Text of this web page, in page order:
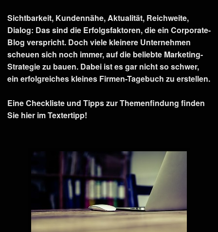
Sichtbarkeit, Kundennähe, Aktualität, Reichweite,
Dialog: Das sind die Erfolgsfaktoren, die ein Corporate-
Blog verspricht. Doch viele kleinere Unternehmen
scheuen sich noch immer, auf die beliebte Marketing-
Strategie zu bauen. Dabei ist es gar nicht so schwer,
ein erfolgreiches kleines Firmen-Tagebuch zu erstellen.
Eine Checkliste und Tipps zur Themenfindung finden
Sie hier im Textertipp!